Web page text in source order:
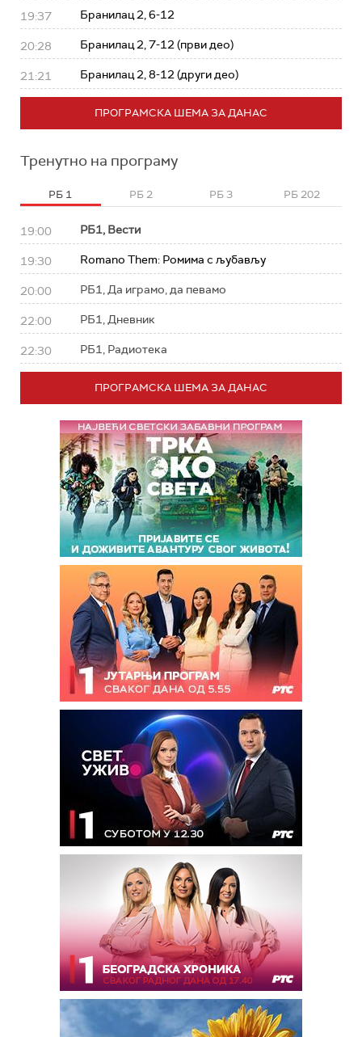
19:37 Бранилац 2, 6-12
20:28 Бранилац 2, 7-12 (први део)
21:21 Бранилац 2, 8-12 (други део)
ПРОГРАМСКА ШЕМА ЗА ДАНАС
Тренутно на програму
РБ 1 РБ 2 РБ 3 РБ 202
19:00 РБ1, Вести
19:30 Romano Them: Ромима с љубављу
20:00 РБ1, Да играмо, да певамо
22:00 РБ1, Дневник
22:30 РБ1, Радиотека
ПРОГРАМСКА ШЕМА ЗА ДАНАС